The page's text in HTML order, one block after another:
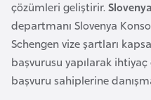
çözümleri geliştirir.
departmanı Slovenya
Schengen vize şartları
başvurusu yapılarak
başvuru sahiplerine
e
l
ç
i
k